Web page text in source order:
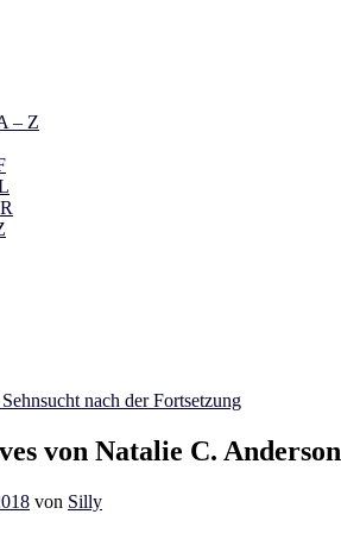
– Z
nach der Fortsetzung
von Natalie C. Anderson
von Silly